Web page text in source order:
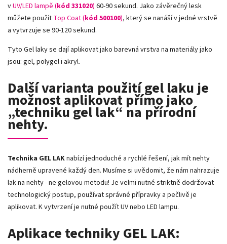
vUV/LED lampě (kód 331020) 60-90 sekund. Jako závěrečný lesk
můžete použít Top Coat (kód 500100), který se nanáší v jedné vrstvě
a vytvrzuje se 90-120 sekund.
Tyto Gel laky se dají aplikovat jako barevná vrstva na materiály jako
jsou: gel, polygel i akryl.
Další varianta použití gel laku je
možnost aplikovat přímo jako
„techniku gel lak“ na přírodní
nehty.
Technika GEL LAKnabízí jednoduché a rychlé řešení, jak mít nehty
nádherně upravené každý den. Musíme si uvědomit, že nám nahrazuje
lak na nehty - ne gelovou metodu! Je velmi nutné striktně dodržovat
technologický postup, používat správné přípravky a pečlivě je
aplikovat. K vytvrzení je nutné použít UV nebo LED lampu.
Aplikace techniky GEL LAK: